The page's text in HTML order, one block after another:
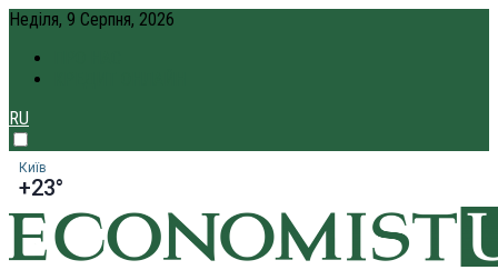
Неділя, 9 Серпня, 2026
RU
Київ
+23°